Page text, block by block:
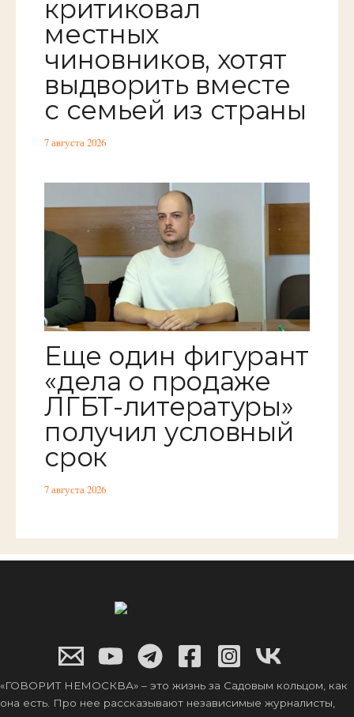
критиковал
местных
чиновников, хотят
выдворить вместе
с семьей из страны
7 августа 2026
Еще один фигурант
«дела о продаже
ЛГБТ-литературы»
получил условный
срок
7 августа 2026
«ГОВОРИТ НЕМОСКВА» – это жизнь за Садовым кольцом, как
она есть. Про нее рассказывают независимые журналисты,